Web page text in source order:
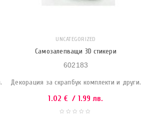
UNCATEGORIZED
Самозалепващи 3D стикери
602183
Декорация за скрапбук комплекти и други.
1.02 € / 1.99 лв.